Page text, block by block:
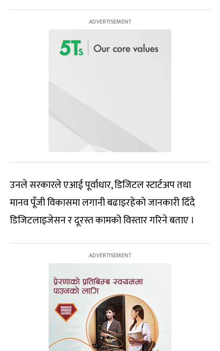
उनले सरकारले एआई पूर्वाधार, डिजिटल स्टार्टअप तथा
मानव पूँजी विकासमा लगानी बढाइरहेको जानकारी दिँदै
डिजिटलाइजेसन र दूरस्त कामको विस्तार गरिने बताए ।